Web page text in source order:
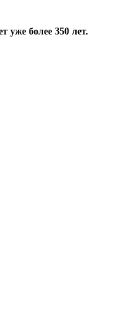
уже более 350 лет.